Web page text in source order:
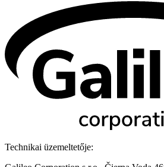
Technikai üzemeltetője: